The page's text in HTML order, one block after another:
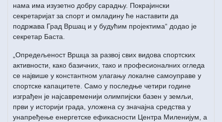
нама има изузетно добру сарадњу. Покрајински
секретаријат за спорт и омладину ће наставити да
подржава Град Вршац и у будућим пројектима“ додао је
секретар Баста.
„Опредељеност Вршца за развој свих видова спортских
активности, како базичних, тако и професионалних огледа
се највише у константном улагању локалне самоуправе у
спортске капацитете. Само у последње четири године
изграђен је најсавременији олимпијски базен у земљи,
први у историји града, уложена су значајна средства у
унапређење енергетске ефикасности Центра Миленијум, а